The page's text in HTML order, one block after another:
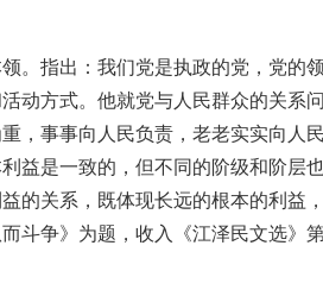
。 指出：我们党是执政的党，党的
动方式。 他就党与人民群众的关系
，事事向人民负责，老老实实向人
益是一致的，但不同的阶级和阶层
的关系，既体现长远的根本的利益
斗争》为题，收入《江泽民文选》